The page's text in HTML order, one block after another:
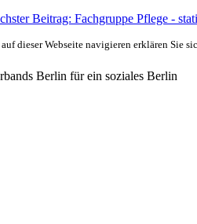
Beitrag: Fachgruppe Pflege -
dieser Webseite navigieren erklären Sie
Berlin für ein soziales Berlin